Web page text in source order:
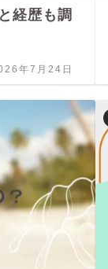
経歴も調
年7月24日